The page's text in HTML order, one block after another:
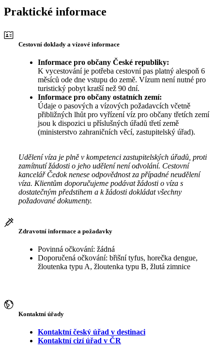
Praktické informace
Cestovní doklady a vízové informace
Informace pro občany České republiky:
K vycestování je potřeba cestovní pas platný alespoň 6
měsíců ode dne vstupu do země. Vízum není nutné pro
turistický pobyt kratší než 90 dní.
Informace pro občany ostatních zemí:
Údaje o pasových a vízových požadavcích včetně
přibližných lhůt pro vyřízení víz pro občany třetích zemí
jsou k dispozici u příslušných úřadů třetí země
(ministerstvo zahraničních věcí, zastupitelský úřad).
Udělení víza je plně v kompetenci zastupitelských úřadů, proti
zamítnutí žádosti o jeho udělení není odvolání. Cestovní
kancelář Čedok nenese odpovědnost za případné neudělení
víza. Klientům doporučujeme podávat žádosti o víza s
dostatečným předstihem a k žádosti dokládat všechny
požadované dokumenty.
Zdravotní informace a požadavky
Povinná očkování: žádná
Doporučená očkování: břišní tyfus, horečka dengue,
žloutenka typu A, žloutenka typu B, žlutá zimnice
Kontaktní úřady
Kontaktní český úřad v destinaci
Kontaktní cizí úřad v ČR